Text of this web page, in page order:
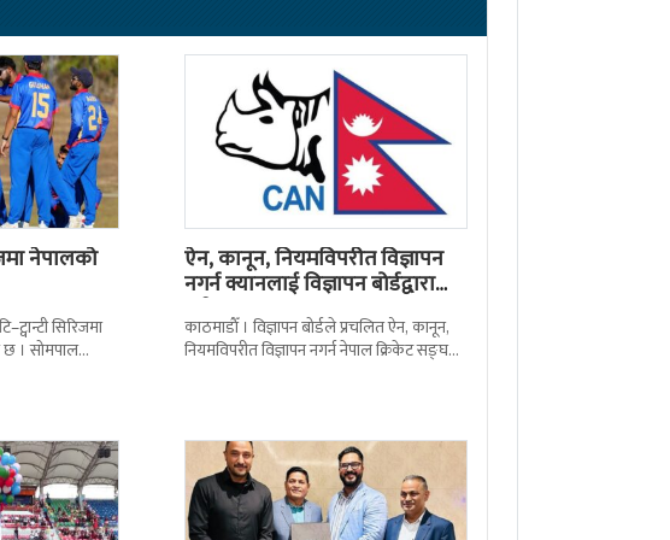
नेपालको
सिरिजमा
छ । सोमपाल
ऐन, कानून, नियमविपरीत विज्ञापन
नगर्न क्यानलाई विज्ञापन बोर्डद्वारा
सचेत
काठमाडाैँ । विज्ञापन बोर्डले प्रचलित ऐन, कानून,
नियमविपरीत विज्ञापन नगर्न नेपाल क्रिकेट सङ्घ